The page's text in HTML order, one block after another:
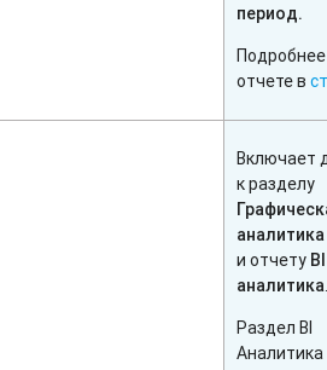
период.
отчете в
Включает
к разделу
аналитика
и отчету BI
аналитика
Раздел BI
Аналитика